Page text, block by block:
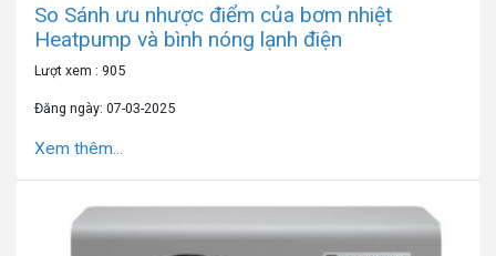
So Sánh ưu nhược điểm của bơm nhiệt
Heatpump và bình nóng lạnh điện
Lượt xem : 905
Đăng ngày: 07-03-2025
Xem thêm...